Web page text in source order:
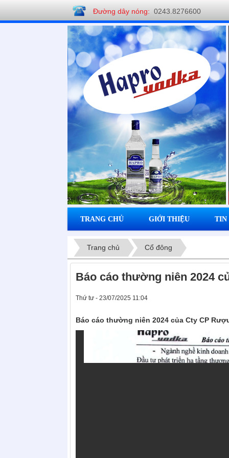
Đường dây nóng: 0243.8276600
Công ty CP Rượu Hapro
TRANG CHỦ GIỚI THIỆU TIN
Trang chủ Cổ đông
Báo cáo thường niên 2024
Thứ tư - 23/07/2025 11:04
Báo cáo thường niên 2024 của Cty CP